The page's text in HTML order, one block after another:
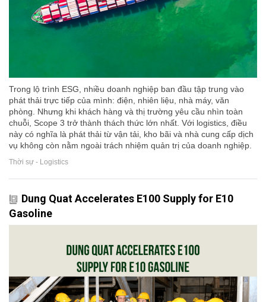
Trong lộ trình ESG, nhiều doanh nghiệp ban đầu tập trung vào
phát thải trực tiếp của mình: điện, nhiên liệu, nhà máy, văn
phòng. Nhưng khi khách hàng và thị trường yêu cầu nhìn toàn
chuỗi, Scope 3 trở thành thách thức lớn nhất. Với logistics, điều
này có nghĩa là phát thải từ vận tải, kho bãi và nhà cung cấp dịch
vụ không còn nằm ngoài trách nhiệm quản trị của doanh nghiệp.
Thời sự - Logistics
Dung Quat Accelerates E100 Supply for E10
Gasoline